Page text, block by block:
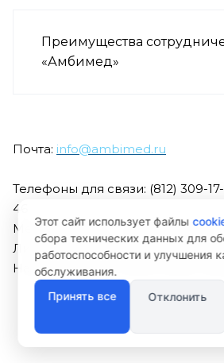
Преимущества
«Амбимед»
Почта: info@ambimed.ru
Телефоны для связи: (812) 309-17-
46
Мессенджеры: +7-931-541-76-90
Либо закажите бесплатный
Наш менеджер ответит Вам
Этот сайт использует файлы
сбора технических данных для
работоспособности и улучшения
обслуживания.
Принять все
Отклонить